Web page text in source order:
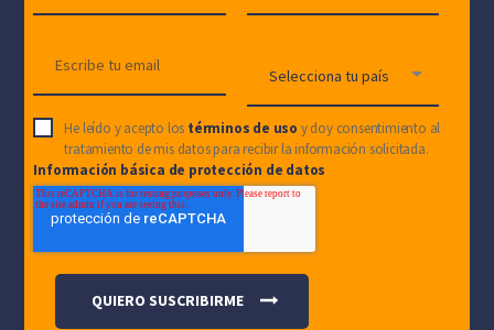
He leído y acepto los términos de uso y doy consentimiento al
tratamiento de mis datos para recibir la información solicitada.
Información básica de protección de datos